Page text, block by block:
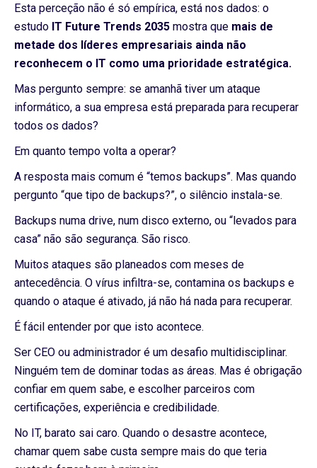
Esta perceção não é só empírica, está nos dados: o
estudo IT Future Trends 2035 mostra que mais de
metade dos líderes empresariais ainda não
reconhecem o IT como uma prioridade estratégica.
Mas pergunto sempre: se amanhã tiver um ataque
informático, a sua empresa está preparada para recuperar
todos os dados?
Em quanto tempo volta a operar?
A resposta mais comum é “temos backups”. Mas quando
pergunto “que tipo de backups?”, o silêncio instala-se.
Backups numa drive, num disco externo, ou “levados para
casa” não são segurança. São risco.
Muitos ataques são planeados com meses de
antecedência. O vírus infiltra-se, contamina os backups e
quando o ataque é ativado, já não há nada para recuperar.
É fácil entender por que isto acontece.
Ser CEO ou administrador é um desafio multidisciplinar.
Ninguém tem de dominar todas as áreas. Mas é obrigação
confiar em quem sabe, e escolher parceiros com
certificações, experiência e credibilidade.
No IT, barato sai caro. Quando o desastre acontece,
chamar quem sabe custa sempre mais do que teria